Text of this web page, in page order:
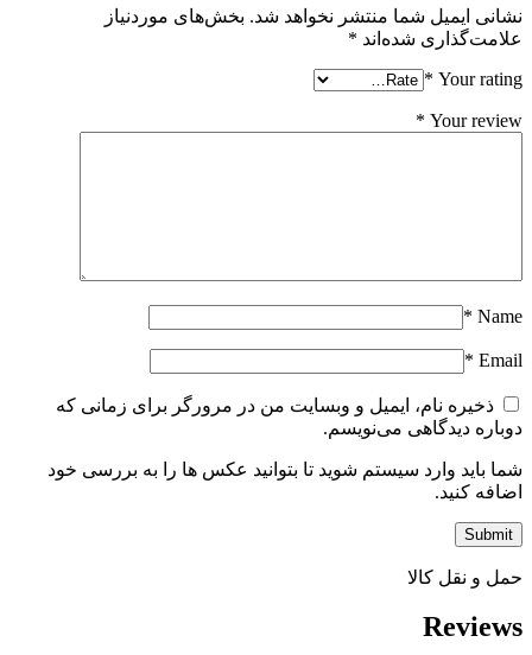
نشانی ایمیل شما منتشر نخواهد شد. بخش‌های موردنیاز
علامت‌گذاری شده‌اند *
Your rating
*
Your review
*
Name
*
Email
*
ذخیره نام، ایمیل و وبسایت من در مرورگر برای زمانی که
دوباره دیدگاهی می‌نویسم.
شما باید وارد سیستم شوید تا بتوانید عکس ها را به بررسی خود
اضافه کنید.
حمل و نقل کالا
Reviews